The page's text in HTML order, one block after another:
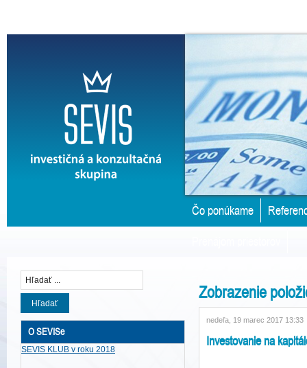
Čo ponúkame
Hľadať
O SEVISe
SEVIS KLUB v roku 2018
Zobrazenie
nedeľa, 19 marec 2017 13:33
Investovanie na